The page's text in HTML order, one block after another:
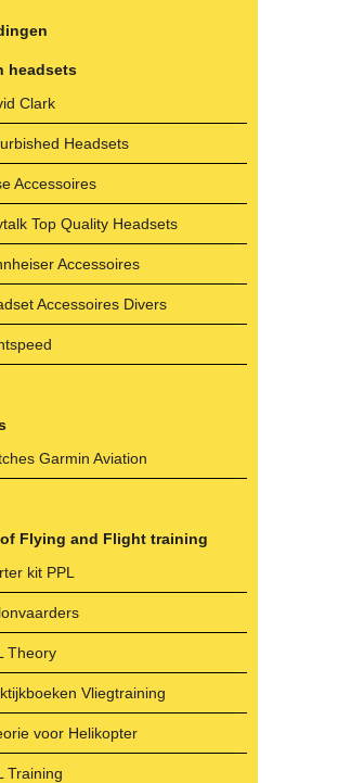
headsets
Clark
Headsets
Accessoires
Top Quality Headsets
Accessoires
Accessoires Divers
Garmin Aviation
Flying and Flight training
kit PPL
Theory
Vliegtraining
voor Helikopter
Training